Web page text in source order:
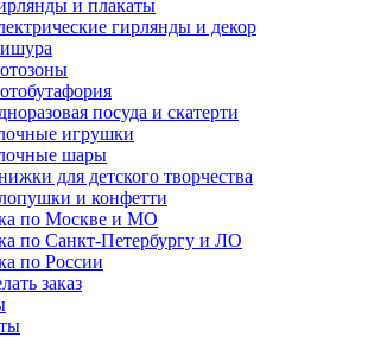
и плакаты
гирлянды и декор
посуда и скатерти
игрушки
шары
для детского творчества
и конфетти
по Москве и МО
по Санкт-Петербургу и ЛО
по России
заказ